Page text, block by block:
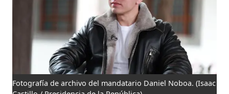
Fotografía de archivo del mandatario Daniel Noboa. (Isaac